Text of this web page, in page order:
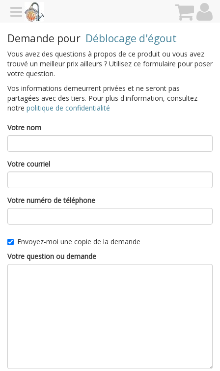
Demande pour Déblocage d'égout
Vous avez des questions à propos de ce produit ou vous avez
trouvé un meilleur prix ailleurs ? Utilisez ce formulaire pour poser
votre question.
Vos informations demeurrent privées et ne seront pas
partagées avec des tiers. Pour plus d'information, consultez
notre politique de confidentialité
Votre nom
Votre courriel
Votre numéro de téléphone
Envoyez-moi une copie de la demande
Votre question ou demande